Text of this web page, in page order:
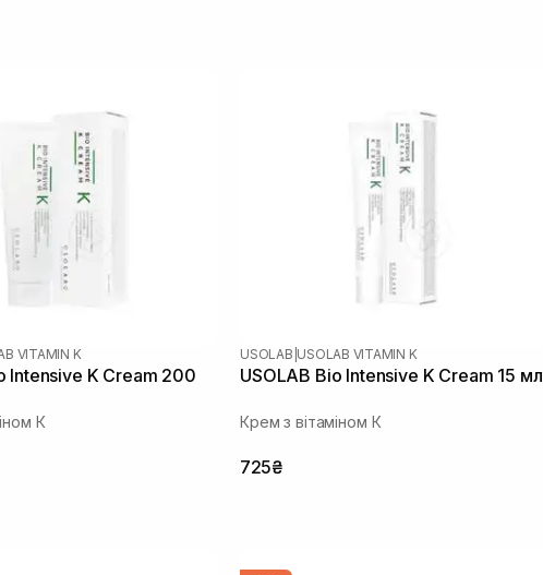
VITAMIN K
Intensive K Cream 200
К
USOLAB USOLAB VITAMIN K
USOLAB Bio Intensive K Cream 15 мл
Крем з вітаміном К
725₴